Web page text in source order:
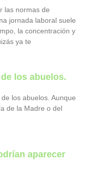
las normas de
jornada laboral suele
la concentración y
ya te
los abuelos.
los abuelos. Aunque
de la Madre o del
aparecer